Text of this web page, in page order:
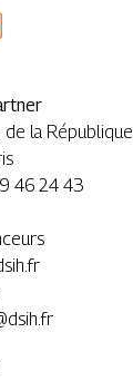
de la République
46 24 43